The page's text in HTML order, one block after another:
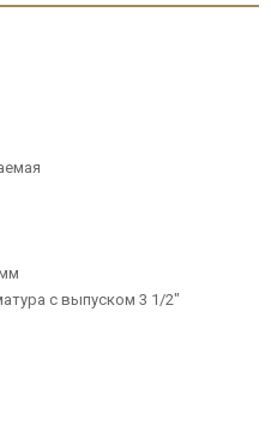
с выпуском 3 1/2"